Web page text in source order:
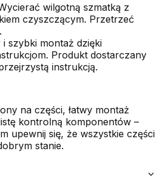
wilgotną szmatką z
czyszczącym. Przetrzeć
i szybki montaż dzięki
Produkt dostarczany
instrukcją.
na części, łatwy montaż
kontrolną komponentów –
upewnij się, że wszystkie części
stanie.